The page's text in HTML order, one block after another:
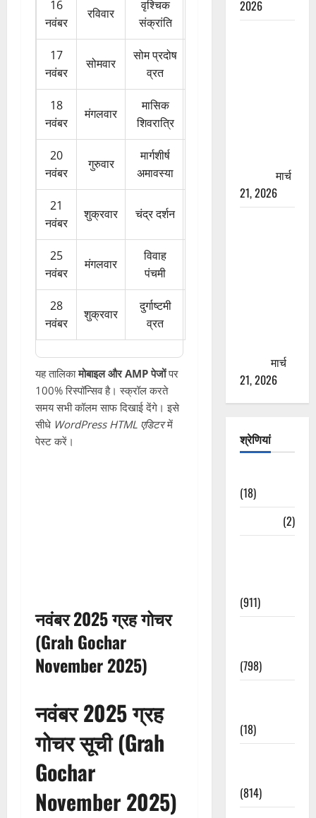
16
नवंबर
रविवार
वृश्चिक
संक्रांति
17
नवंबर
सोमवार
सोम प्रदोष
व्रत
18
नवंबर
मंगलवार
मासिक
शिवरात्रि
20
नवंबर
गुरुवार
मार्गशीर्ष
अमावस्या
21
नवंबर
शुक्रवार चंद्र दर्शन
25
नवंबर
मंगलवार
विवाह
पंचमी
28
नवंबर
शुक्रवार
दुर्गाष्टमी
व्रत
यह तालिकामोबाइल और AMP पेजोंपर
100% रिस्पॉन्सिव है। स्क्रॉल करते
समय सभी कॉलम साफ दिखाई देंगे। इसे
सीधे WordPress HTML एडिटरमें
पेस्ट करें।
नवंबर 2025 ग्रह गोचर
(Grah Gochar
November 2025)
नवंबर 2025 ग्रह
गोचर सूची (Grah
Gochar
November 2025)
2026
मार्च
21, 2026
मार्च
21, 2026
श्रेणियां
(18)
(2)
(911)
(798)
(18)
(814)